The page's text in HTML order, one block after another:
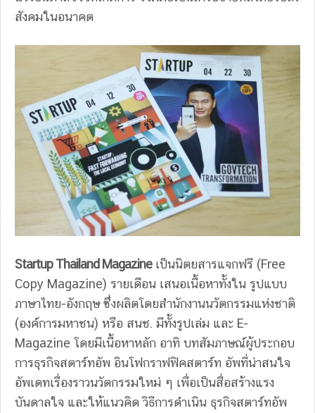
สังคมในอนาคต
Startup Thailand Magazineเป็นนิตยสารแจกฟรี (Free
Copy Magazine) รายเดือน เสนอเนื้อหาทั้งใน รูปแบบ
ภาษาไทย-อังกฤษ ซึ่งผลิตโดยสํานักงานนวัตกรรมแห่งชาติ
(องค์การมหาชน) หรือ สนช. มีทั้งรูปเล่ม และ E-
Magazine โดยมีเนื้อหาหลัก อาทิ บทสัมภาษณ์ผู้ประกอบ
การธุรกิจสตาร์ทอัพ อินโฟกราฟฟิคสตาร์ท อัพที่น่าสนใจ
อัพเดทเรื่องราวนวัตกรรมใหม่ ๆ เพื่อเป็นสื่อสร้างแรง
บันดาลใจ และให้แนวคิด วิธีการดําเนิน ธุรกิจสตาร์ทอัพ